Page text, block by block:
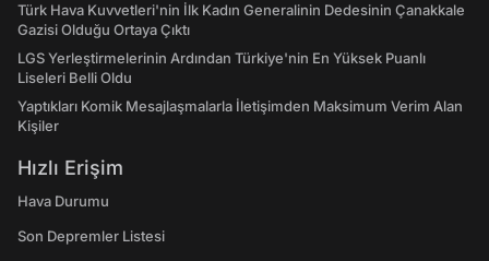
Türk Hava Kuvvetleri'nin İlk Kadın Generalinin Dedesinin Çanakkale
Gazisi Olduğu Ortaya Çıktı
LGS Yerleştirmelerinin Ardından Türkiye'nin En Yüksek Puanlı
Liseleri Belli Oldu
Yaptıkları Komik Mesajlaşmalarla İletişimden Maksimum Verim Alan
Kişiler
Hızlı Erişim
Hava Durumu
Son Depremler Listesi